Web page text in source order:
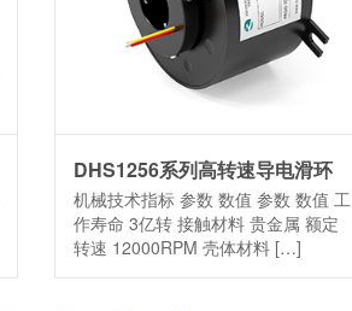
DHS1256系列高转速导电滑环
机械技术指标 参数 数值 参数 数值 工
作寿命 3亿转 接触材料 贵金属 额定
转速 12000RPM 壳体材料 […]